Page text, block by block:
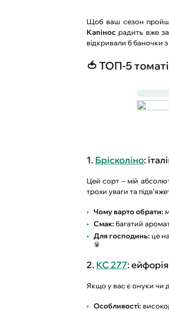
Щоб ваш сезон
Капінос радить вже
відкривали б баночки
🍅 ТОП-5
1. Брісколіно:
Цей сорт – мій
трохи уваги та
Чому варто обрати:
Смак: багатий
Для господинь: це
🥫
2. КС 277:
Якщо у вас є онуки чи
Особливості: